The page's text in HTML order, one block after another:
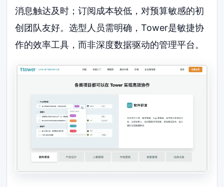
消息触达及时；订阅成本较低，对预算敏感的初
创团队友好。选型人员需明确，Tower是敏捷协
作的效率工具，而非深度数据驱动的管理平台。